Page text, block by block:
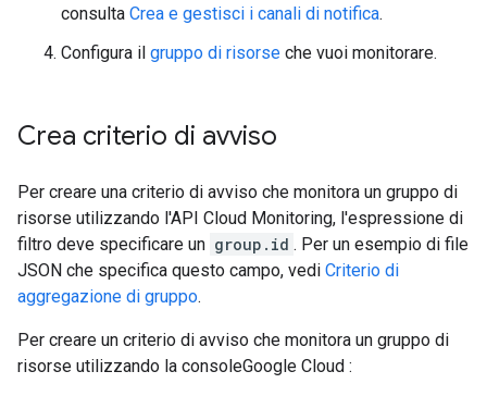
consulta Crea e gestisci i canali di notifica.
Configura il gruppo di risorse che vuoi monitorare.
Crea criterio di avviso
Per creare una criterio di avviso che monitora un gruppo di
risorse utilizzando l'API Cloud Monitoring, l'espressione di
filtro deve specificare un group.id . Per un esempio di file
JSON che specifica questo campo, vedi Criterio di
aggregazione di gruppo.
Per creare un criterio di avviso che monitora un gruppo di
risorse utilizzando la consoleGoogle Cloud :